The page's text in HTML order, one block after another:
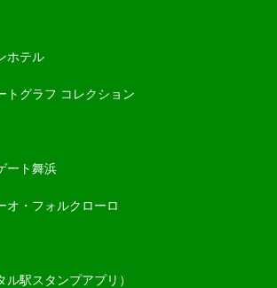
ホテル
トグラフ コレクション
ート舞浜
オ・フォルクローロ
ル駅スタンプアプリ）